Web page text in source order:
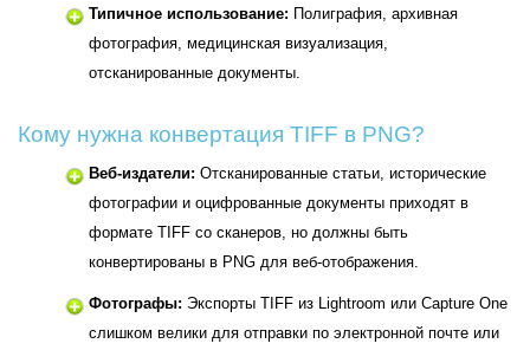
Типичное использование: Полиграфия, архивная
фотография, медицинская визуализация,
отсканированные документы.
Кому нужна конвертация TIFF в PNG?
Веб-издатели: Отсканированные статьи, исторические
фотографии и оцифрованные документы приходят в
формате TIFF со сканеров, но должны быть
конвертированы в PNG для веб-отображения.
Фотографы: Экспорты TIFF из Lightroom или Capture One
слишком велики для отправки по электронной почте или